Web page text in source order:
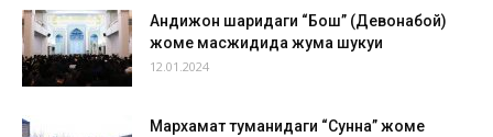
Андижон шаҳридаги “Бош” (Девонабой)
жоме масжидида жума шукуҳи
12.01.2024
Мархамат туманидаги “Сунна” жоме